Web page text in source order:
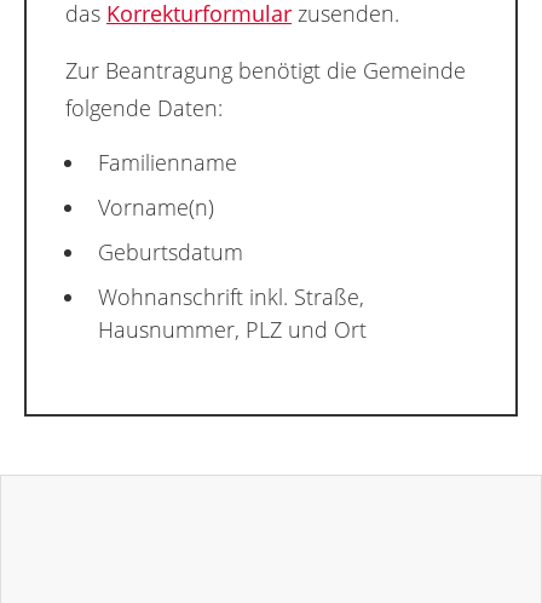
das Korrekturformular zusenden.
Zur Beantragung benötigt die Gemeinde
folgende Daten:
Familienname
Vorname(n)
Geburtsdatum
Wohnanschrift inkl. Straße,
Hausnummer, PLZ und Ort